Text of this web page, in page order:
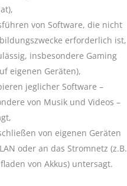
von Software, die nicht
erforderlich ist,
insbesondere Gaming
eigenen Geräten),
jeglicher Software –
von Musik und Videos –
von eigenen Geräten
oder an das Stromnetz (z.B.
von Akkus) untersagt.